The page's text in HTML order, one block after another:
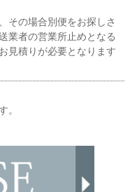
その場合別便をお探しさ
業者の営業所止めとなる
見積りが必要となります
。